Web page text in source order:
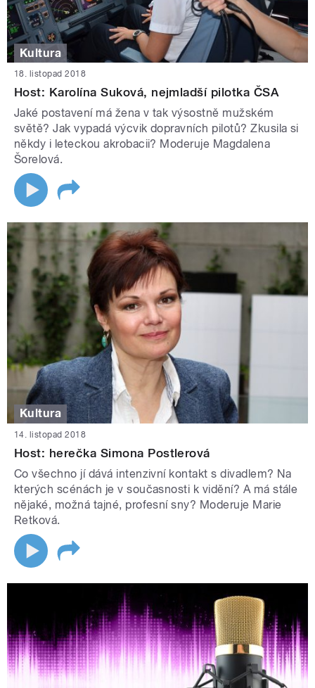
Kultura
18. listopad 2018
Host: Karolína Suková, nejmladší pilotka ČSA
Jaké postavení má žena v tak výsostně mužském
světě? Jak vypadá výcvik dopravních pilotů? Zkusila si
někdy i leteckou akrobacii? Moderuje Magdalena
Šorelová.
Kultura
14. listopad 2018
Host: herečka Simona Postlerová
Co všechno jí dává intenzivní kontakt s divadlem? Na
kterých scénách je v současnosti k vidění? A má stále
nějaké, možná tajné, profesní sny? Moderuje Marie
Retková.